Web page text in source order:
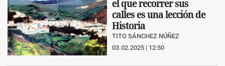
el que recorrer sus
calles es una lección de
Historia
TITO SÁNCHEZ NÚÑEZ
03.02.2025 | 12:50